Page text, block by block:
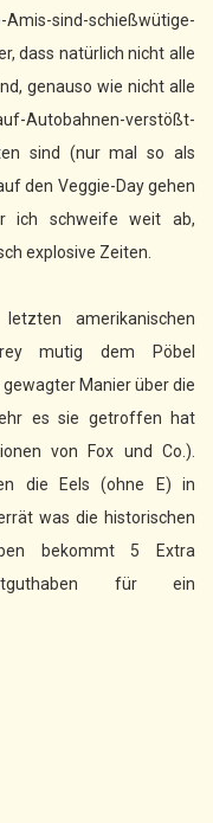
sind-schießwütige-
dass natürlich nicht alle
genauso wie nicht alle
Autobahnen-verstößt-
sind (nur mal so als
den Veggie-Day gehen
ich schweife weit ab,
explosive Zeiten.
amerikanischen
mutig dem Pöbel
Manier über die
es sie getroffen hat
von Fox und Co.).
die Eels (ohne E) in
was die historischen
bekommt 5 Extra
für ein